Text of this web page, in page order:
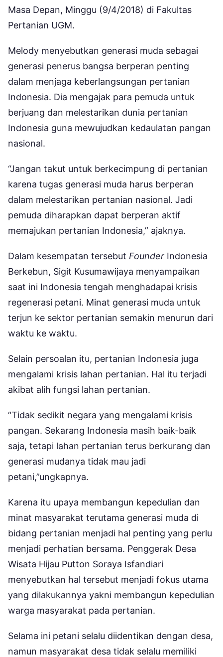
Masa Depan, Minggu (9/4/2018) di Fakultas
Pertanian UGM.
Melody menyebutkan generasi muda sebagai
generasi penerus bangsa berperan penting
dalam menjaga keberlangsungan pertanian
Indonesia. Dia mengajak para pemuda untuk
berjuang dan melestarikan dunia pertanian
Indonesia guna mewujudkan kedaulatan pangan
nasional.
“Jangan takut untuk berkecimpung di pertanian
karena tugas generasi muda harus berperan
dalam melestarikan pertanian nasional. Jadi
pemuda diharapkan dapat berperan aktif
memajukan pertanian Indonesia,” ajaknya.
Dalam kesempatan tersebut Founder Indonesia
Berkebun, Sigit Kusumawijaya menyampaikan
saat ini Indonesia tengah menghadapai krisis
regenerasi petani. Minat generasi muda untuk
terjun ke sektor pertanian semakin menurun dari
waktu ke waktu.
Selain persoalan itu, pertanian Indonesia juga
mengalami krisis lahan pertanian. Hal itu terjadi
akibat alih fungsi lahan pertanian.
“Tidak sedikit negara yang mengalami krisis
pangan. Sekarang Indonesia masih baik-baik
saja, tetapi lahan pertanian terus berkurang dan
generasi mudanya tidak mau jadi
petani,”ungkapnya.
Karena itu upaya membangun kepedulian dan
minat masyarakat terutama generasi muda di
bidang pertanian menjadi hal penting yang perlu
menjadi perhatian bersama. Penggerak Desa
Wisata Hijau Putton Soraya Isfandiari
menyebutkan hal tersebut menjadi fokus utama
yang dilakukannya yakni membangun kepedulian
warga masyarakat pada pertanian.
Selama ini petani selalu diidentikan dengan desa,
namun masyarakat desa tidak selalu memiliki